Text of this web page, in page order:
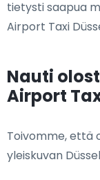
tietysti saapua
Airport Taxi
Nauti
Airport
Toivomme, että
yleiskuvan